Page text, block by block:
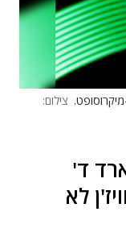
צילום:
3 מיליארד ד'
לא